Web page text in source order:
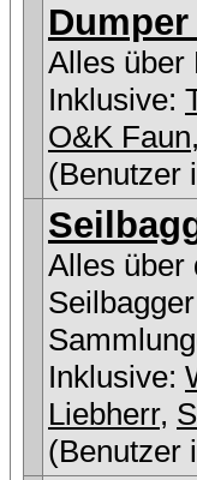
Alles über
Inklusive:
O&K Faun,
(Benutzer
Alles über
Inklusive:
Liebherr,
(Benutzer